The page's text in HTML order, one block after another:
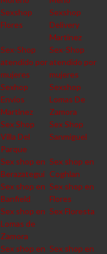
Sexshop
Flores
Sexshop
Delivery
Martinez
Sex-Shop
atendido por
mujeres
Sex-Shop
atendido por
mujeres
Sexhop
Envios
Martinez
Sexshop
Lomas De
Zamora
Sex Shop
Villa Del
Parque
Sex Shop
Sanmiguel
Sex shop en
Berazategui
Sex shop en
Coghlan
Sex shop en
Banfield
Sex shop en
Flores
Sex shop en
Lomas de
Zamora
Sex Floresta
Sex shop en Sex shop en